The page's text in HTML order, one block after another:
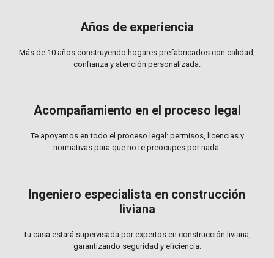
Años de experiencia
Más de 10 años construyendo hogares prefabricados con calidad,
confianza y atención personalizada.
Acompañamiento en el proceso legal
Te apoyamos en todo el proceso legal: permisos, licencias y
normativas para que no te preocupes por nada.
Ingeniero especialista en construcción
liviana
Tu casa estará supervisada por expertos en construcción liviana,
garantizando seguridad y eficiencia.